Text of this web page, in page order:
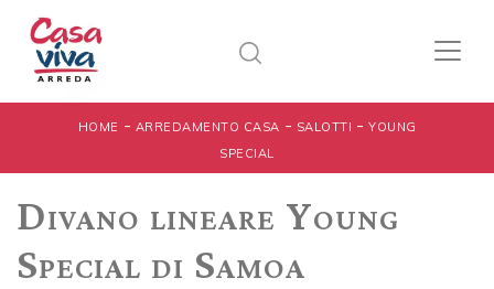
HOME - ARREDAMENTO CASA - SALOTTI - YOUNG
SPECIAL
Divano lineare Young
Special di Samoa